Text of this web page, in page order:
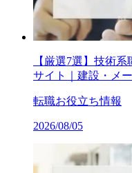
【厳選7選】技術
サイト｜建設・メ
転職お役立ち情報
2026/08/05